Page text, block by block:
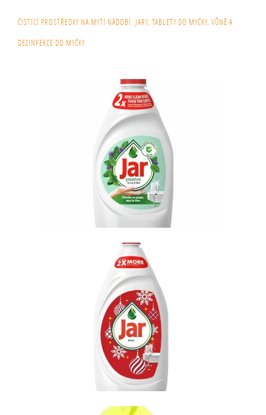
ČISTÍCÍ PROSTŘEDKY NA MYTÍ NÁDOBÍ. JARY, TABLETY DO MYČKY, VŮNĚ A
DEZINFEKCE DO MYČKY.